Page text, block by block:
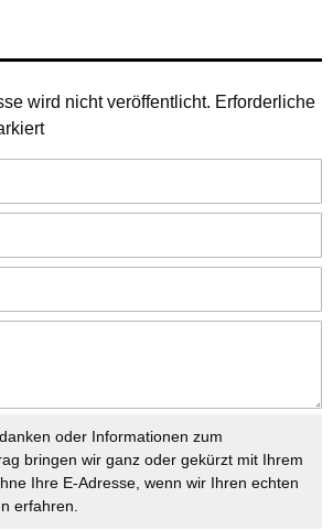
wird nicht veröffentlicht. Erforderliche
oder Informationen zum
bringen wir ganz oder gekürzt mit Ihrem
Ihre E-Adresse, wenn wir Ihren echten
erfahren.